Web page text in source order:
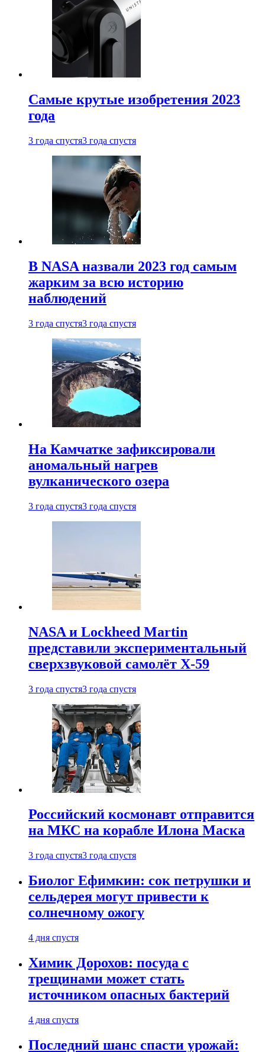
Самые крутые изобретения 2023
года
3 года спустя3 года спустя
В NASA назвали 2023 год самым
жарким за всю историю
наблюдений
3 года спустя3 года спустя
На Камчатке зафиксировали
аномальный нагрев
вулканического озера
3 года спустя3 года спустя
NASA и Lockheed Martin
представили экспериментальный
сверхзвуковой самолёт X-59
3 года спустя3 года спустя
Российский космонавт отправится
на МКС на корабле Илона Маска
3 года спустя3 года спустя
Биолог Ефимкин: сок петрушки и
сельдерея могут привести к
солнечному ожогу
4 дня спустя
Химик Дорохов: посуда с
трещинами может стать
источником опасных бактерий
4 дня спустя
Последний шанс спасти урожай: